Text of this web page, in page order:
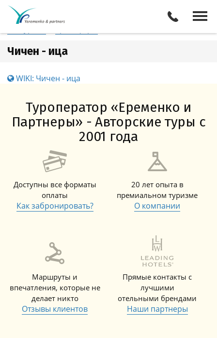
Мексика
Все туры
Чичен - ица
WIKI: Чичен - ица
Туроператор «Еременко и
Партнеры» - Авторские туры с
2001 года
Доступны все форматы
оплаты
Как забронировать?
20 лет опыта в
премиальном туризме
О компании
Маршруты и
впечатления, которые не
делает никто
Отзывы клиентов
Прямые контакты с
лучшими
отельными брендами
Наши партнеры